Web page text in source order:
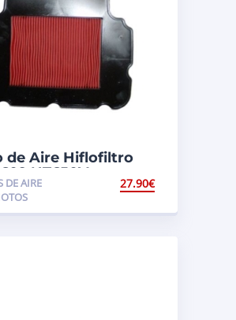
de Aire Hiflofiltro
NT650V
(RC47)
DE AIRE
27.90€